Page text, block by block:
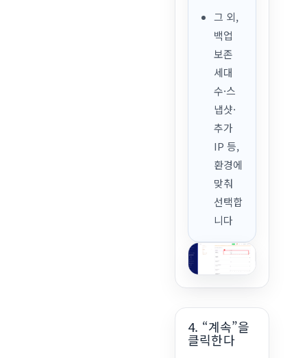
그 외,
백업
보존
세대
수·스
냅샷·
추가
IP 등,
환경에
맞춰
선택합
니다
4. “계속”을
클릭한다